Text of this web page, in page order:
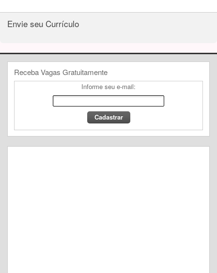
Envie seu Currículo
Receba Vagas Gratuitamente
Informe seu e-mail: